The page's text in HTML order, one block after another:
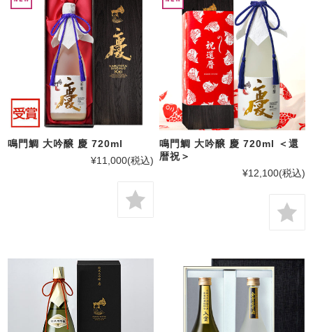
鳴門鯛 大吟醸 慶 720ml
¥11,000(税込)
鳴門鯛 大吟醸 慶 720ml ＜還
暦祝＞
¥12,100(税込)